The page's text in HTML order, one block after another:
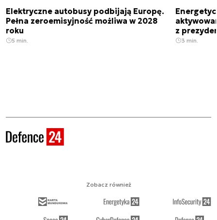
Elektryczne autobusy podbijają Europę.
Pełna zeroemisyjność możliwa w 2028
roku
5 min.
z
3 min.
Zobacz również